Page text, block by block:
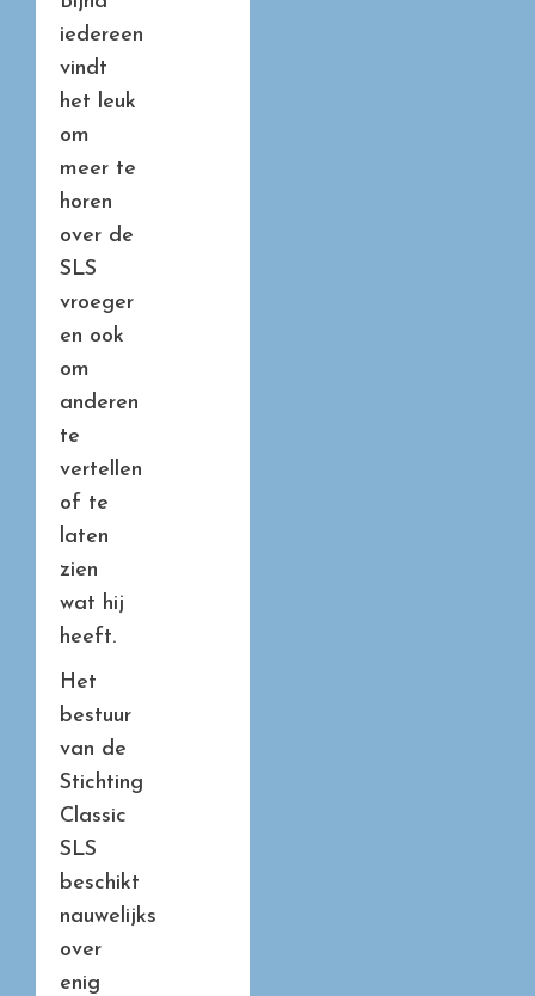
iedereen
vindt
het leuk
om
meer te
horen
over de
SLS
vroeger
en ook
om
anderen
te
vertellen
of te
laten
zien
wat hij
heeft.
Het
bestuur
van de
Stichting
Classic
SLS
beschikt
nauwelijks
over
enig